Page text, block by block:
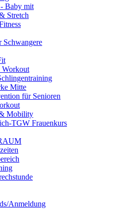
Baby mit
Stretch
Schwangere
Workout
Mitte
für Senioren
Mobility
TGW Frauenkurs
Anmeldung